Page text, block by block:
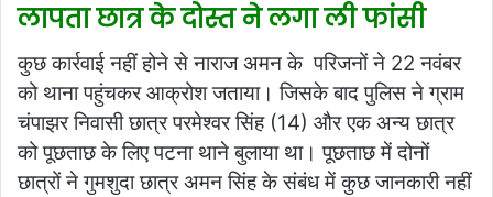
लापता छात्र के दोस्त ने लगा ली फांसी
कुछ कार्रवाई नहीं होने से नाराज अमन के परिजनों ने 22 नवंबर
को थाना पहुंचकर आक्रोश जताया। जिसके बाद पुलिस ने ग्राम
चंपाझर निवासी छात्र परमेश्वर सिंह (14) और एक अन्य छात्र
को पूछताछ के लिए पटना थाने बुलाया था। पूछताछ में दोनों
छात्रों ने गुमशुदा छात्र अमन सिंह के संबंध में कुछजानकारी नहीं